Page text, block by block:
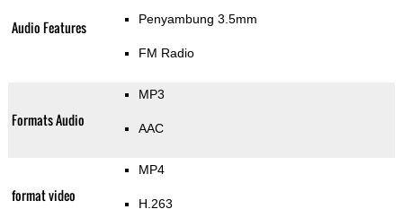
Audio Features Penyambung 3.5mm
FM Radio
Formats Audio
MP3
AAC
format video
MP4
H.263